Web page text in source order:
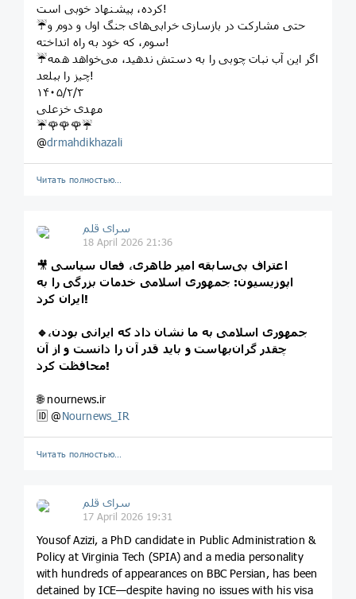
کرده، پیشنهاد خوبی است!
☔️حتی مشارکت در بازسازی خرابی‌های جنگ اول و دوم و
سوم، که خود به راه انداخته!
☔️اگر این آب نبات چوبی را به دستش ندهید، می‌خواهد همه
چیز را ببلعد!
١۴٠۵/٢/٣
مهدی خزعلی
☔️🌹🌹🌹☔️
@drmahdikhazali
Читать полностью…
سرای قلم
18 April 2026 21:36
🎥اعتراف بی‌سابقه امیر طاهری، فعال سیاسی
اپوزیسیون: جمهوری اسلامی خدمات بزرگی را به
ایران کرد!
🔹جمهوری اسلامی به ما نشان داد که ایرانی بودن،
چقدر گران‌بهاست و باید قدر آن را دانست و از آن
محافظت کرد!
🌐 nournews.ir
🆔 @Nournews_IR
Читать полностью…
سرای قلم
17 April 2026 19:31
Yousof Azizi, a PhD candidate in Public Administration &
Policy at Virginia Tech (SPIA) and a media personality
with hundreds of appearances on BBC Persian, has been
detained by ICE—despite having no issues with his visa